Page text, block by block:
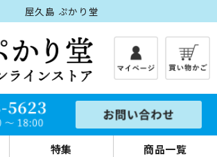
屋久島 ぷかり堂
特集
商品一覧